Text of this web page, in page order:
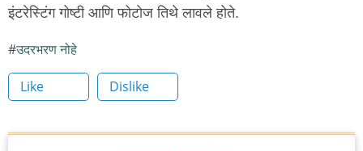
इंटरेस्टिंग गोष्टी आणि फोटोज तिथे लावले होते.
उदरभरण नोहे
Like Dislike